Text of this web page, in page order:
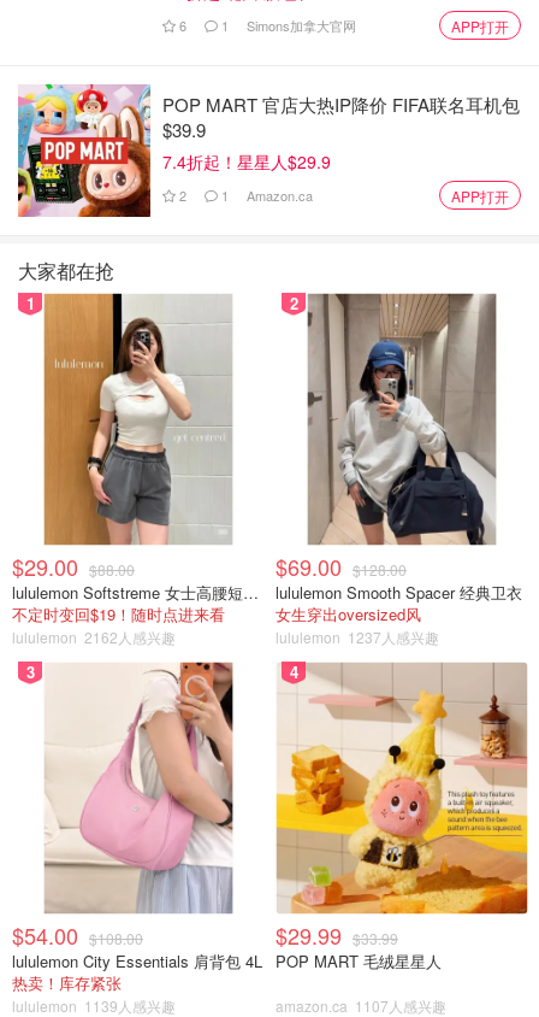
虑凉爽的春季或秋季，这两个季节非常适合徒步或骑车探索
岛屿。这里是徒步旅行者和自行车爱好者的天堂，特拉蒙塔
的登山路线和壮观的景色。
图片来自于@Fabian Schneidereit，版权属于原作者
冬季：浪君个人不是很建议冬季前往马略卡岛，因为天气较
冷，大部分的商店和餐厅都会歇业，这个时候去可玩的活动
也比较少。
马略卡必玩景点
1、帕尔马城 Palma
帕尔马（Palma），马略卡岛的首府，是一座融合了历史、
文化和现代活力的城市。漫步在古老的街道上，你可以欣赏
到哥特式的帕尔马大教堂、宏伟的贝尔维尔城堡，以及充满
生机的老城区。帕尔马不仅以其丰富的历史遗迹而著称，这
里还有各种迷人的博物馆、美丽的海滨长廊和时尚的购物
街。无论是历史爱好者、美食家还是购物狂，帕尔马都能为
你提供难忘的旅游体验。
6 1 Simons加拿大官网 APP打开
POP MART 官店大热IP降价 FIFA联名耳机包
$39.9
7.4折起！星星人$29.9
2 1 Amazon.ca APP打开
大家都在抢
1
$29.00 $88.00
lululemon Softstreme 女士高腰短裤 10cm
不定时变回$19！随时点进来看
lululemon 2162人感兴趣
2
$69.00 $128.00
lululemon Smooth Spacer 经典卫衣
女生穿出oversized风
lululemon 1237人感兴趣
3
$54.00 $108.00
lululemon City Essentials 肩背包 4L
热卖！库存紧张
lululemon 1139人感兴趣
4
$29.99 $33.99
POP MART 毛绒星星人
amazon.ca 1107人感兴趣